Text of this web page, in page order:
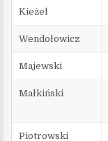
Kieżel
Wendołowicz
Majewski
Małkiński
Piotrowski